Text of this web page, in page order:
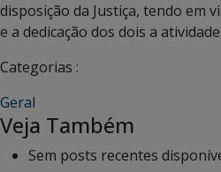
disposição da Justiça, tendo em
e a dedicação dos dois a
Categorias :
Geral
Veja Também
Sem posts recentes